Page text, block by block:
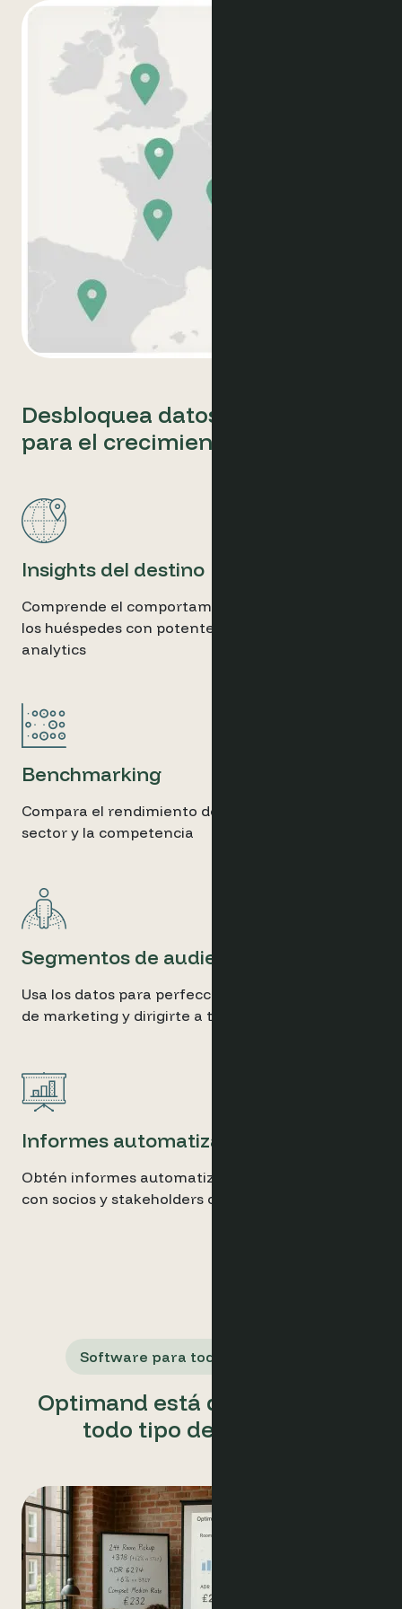
Desbloquea datos accionables
para el crecimiento del destino
Insights del destino
Comprende el comportamiento y los patrones de
los huéspedes con potentes herramientas de
analytics
Benchmarking
Compara el rendimiento de tu destino con el
sector y la competencia
Segmentos de audiencia
Usa los datos para perfeccionar tus estrategias
de marketing y dirigirte a tu cliente ideal
Informes automatizados
Obtén informes automatizados para compartir
con socios y stakeholders clave
Software para todos los usuarios
Optimand está diseñado para
todo tipo de usuarios.